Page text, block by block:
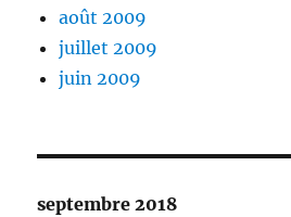
août 2009
juillet 2009
juin 2009
septembre 2018